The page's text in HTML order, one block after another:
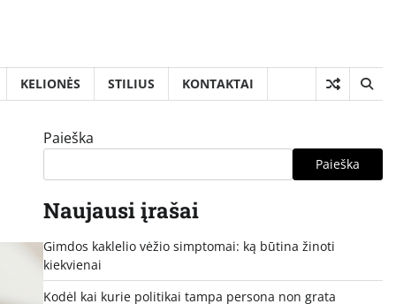
KELIONĖS STILIUS KONTAKTAI
Paieška
Paieška
Naujausi įrašai
Gimdos kaklelio vėžio simptomai: ką būtina žinoti
kiekvienai
Kodėl kai kurie politikai tampa persona non grata